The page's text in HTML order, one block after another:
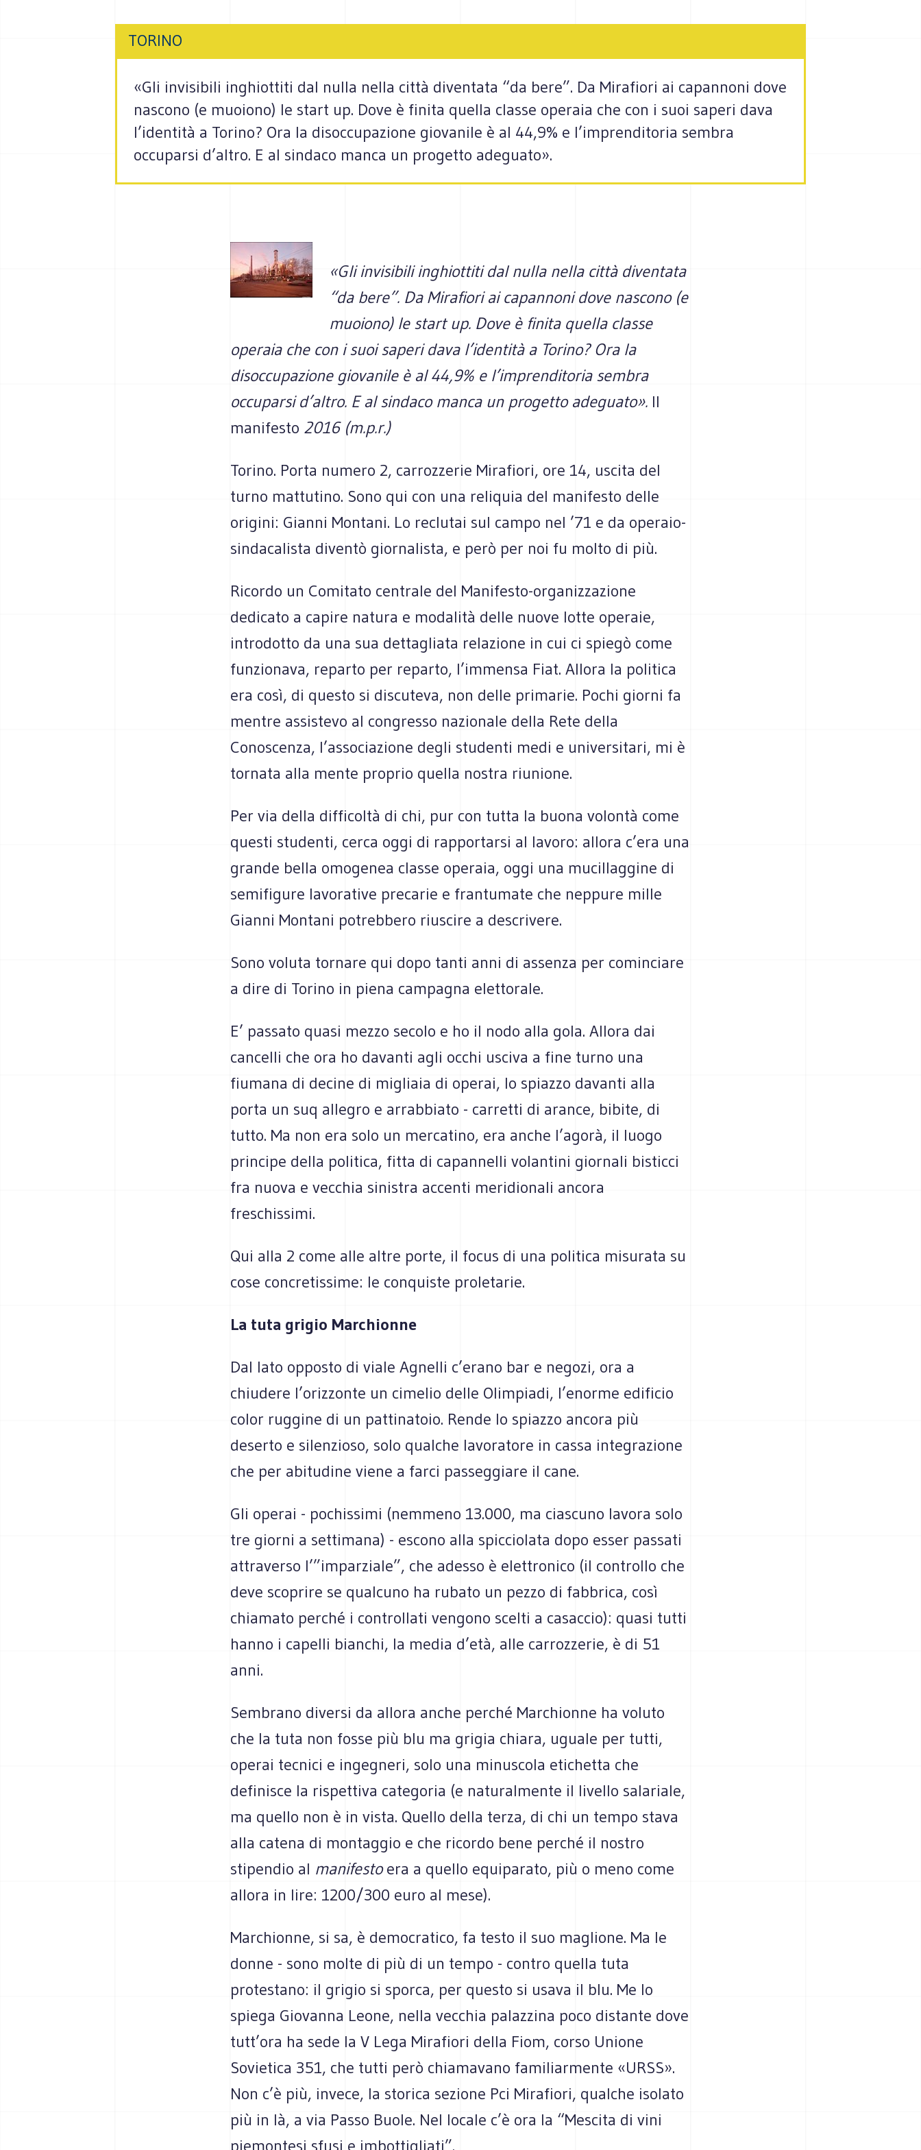
TORINO
«Gli invisibili inghiottiti dal nulla nella città diventata “da bere”. Da Mirafiori ai capannoni dove
nascono (e muoiono) le start up. Dove è finita quella classe operaia che con i suoi saperi dava
l’identità a Torino? Ora la disoccupazione giovanile è al 44,9% e l’imprenditoria sembra
occuparsi d’altro. E al sindaco manca un progetto adeguato».
«Gli invisibili inghiottiti dal nulla nella città diventata
“da bere”. Da Mirafiori ai capannoni dove nascono (e
muoiono) le start up. Dove è finita quella classe
operaia che con i suoi saperi dava l’identità a Torino? Ora la
disoccupazione giovanile è al 44,9% e l’imprenditoria sembra
occuparsi d’altro. E al sindaco manca un progetto adeguato». Il
manifesto 2016 (m.p.r.)
Torino. Porta numero 2, carrozzerie Mirafiori, ore 14, uscita del
turno mattutino. Sono qui con una reliquia del manifesto delle
origini: Gianni Montani. Lo reclutai sul campo nel ’71 e da operaio-
sindacalista diventò giornalista, e però per noi fu molto di più.
Ricordo un Comitato centrale del Manifesto-organizzazione
dedicato a capire natura e modalità delle nuove lotte operaie,
introdotto da una sua dettagliata relazione in cui ci spiegò come
funzionava, reparto per reparto, l’immensa Fiat. Allora la politica
era così, di questo si discuteva, non delle primarie. Pochi giorni fa
mentre assistevo al congresso nazionale della Rete della
Conoscenza, l’associazione degli studenti medi e universitari, mi è
tornata alla mente proprio quella nostra riunione.
Per via della difficoltà di chi, pur con tutta la buona volontà come
questi studenti, cerca oggi di rapportarsi al lavoro: allora c’era una
grande bella omogenea classe operaia, oggi una mucillaggine di
semifigure lavorative precarie e frantumate che neppure mille
Gianni Montani potrebbero riuscire a descrivere.
Sono voluta tornare qui dopo tanti anni di assenza per cominciare
a dire di Torino in piena campagna elettorale.
E’ passato quasi mezzo secolo e ho il nodo alla gola. Allora dai
cancelli che ora ho davanti agli occhi usciva a fine turno una
fiumana di decine di migliaia di operai, lo spiazzo davanti alla
porta un suq allegro e arrabbiato - carretti di arance, bibite, di
tutto. Ma non era solo un mercatino, era anche l’agorà, il luogo
principe della politica, fitta di capannelli volantini giornali bisticci
fra nuova e vecchia sinistra accenti meridionali ancora
freschissimi.
Qui alla 2 come alle altre porte, il focus di una politica misurata su
cose concretissime: le conquiste proletarie.
La tuta grigio Marchionne
Dal lato opposto di viale Agnelli c’erano bar e negozi, ora a
chiudere l’orizzonte un cimelio delle Olimpiadi, l’enorme edificio
color ruggine di un pattinatoio. Rende lo spiazzo ancora più
deserto e silenzioso, solo qualche lavoratore in cassa integrazione
che per abitudine viene a farci passeggiare il cane.
Gli operai - pochissimi (nemmeno 13.000, ma ciascuno lavora solo
tre giorni a settimana) - escono alla spicciolata dopo esser passati
attraverso l’”imparziale”, che adesso è elettronico (il controllo che
deve scoprire se qualcuno ha rubato un pezzo di fabbrica, così
chiamato perché i controllati vengono scelti a casaccio): quasi tutti
hanno i capelli bianchi, la media d’età, alle carrozzerie, è di 51
anni.
Sembrano diversi da allora anche perché Marchionne ha voluto
che la tuta non fosse più blu ma grigia chiara, uguale per tutti,
operai tecnici e ingegneri, solo una minuscola etichetta che
definisce la rispettiva categoria (e naturalmente il livello salariale,
ma quello non è in vista. Quello della terza, di chi un tempo stava
alla catena di montaggio e che ricordo bene perché il nostro
stipendio al manifestoera a quello equiparato, più o meno come
allora in lire: 1200/300 euro al mese).
Marchionne, si sa, è democratico, fa testo il suo maglione. Ma le
donne - sono molte di più di un tempo - contro quella tuta
protestano: il grigio si sporca, per questo si usava il blu. Me lo
spiega Giovanna Leone, nella vecchia palazzina poco distante dove
tutt’ora ha sede la V Lega Mirafiori della Fiom, corso Unione
Sovietica 351, che tutti però chiamavano familiarmente «URSS».
Non c’è più, invece, la storica sezione Pci Mirafiori, qualche isolato
più in là, a via Passo Buole. Nel locale c’è ora la “Mescita di vini
piemontesi sfusi e imbottigliati”.